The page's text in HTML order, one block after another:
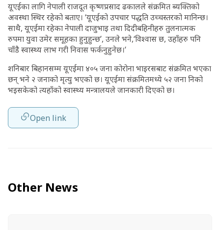
यूएईका लागि नेपाली राजदूत कृष्णप्रसाद ढकालले संक्रमित ब्यक्तिको
अवस्था स्थिर रहेको बताए। ‘यूएईको उपचार पद्धति उच्चस्तरको मानिन्छ।
साथै, यूएईमा रहेका नेपाली दाजुभाइ तथा दिदीबहिनीहरु तुलनात्मक
रुपमा युवा उमेर समूहका हुनुहुन्छ’, उनले भने,‘विश्वास छ, उहाँहरु पनि
चाँडै स्वास्थ्य लाभ गरी निवास फर्कनुहुनेछ।’
शनिबार बिहानसम्म यूएईमा ४०५ जना कोरोना भाइरसबाट संक्रमित भएका
छन् भने २ जनाको मृत्यु भएको छ। यूएईमा संक्रमितमध्ये ५२ जना निको
भइसकेको त्यहाँको स्वास्थ्य मन्त्रालयले जानकारी दिएको छ।
Open link
Other News